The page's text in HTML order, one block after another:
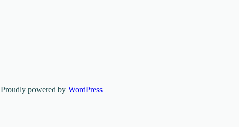
Proudly powered byWordPress